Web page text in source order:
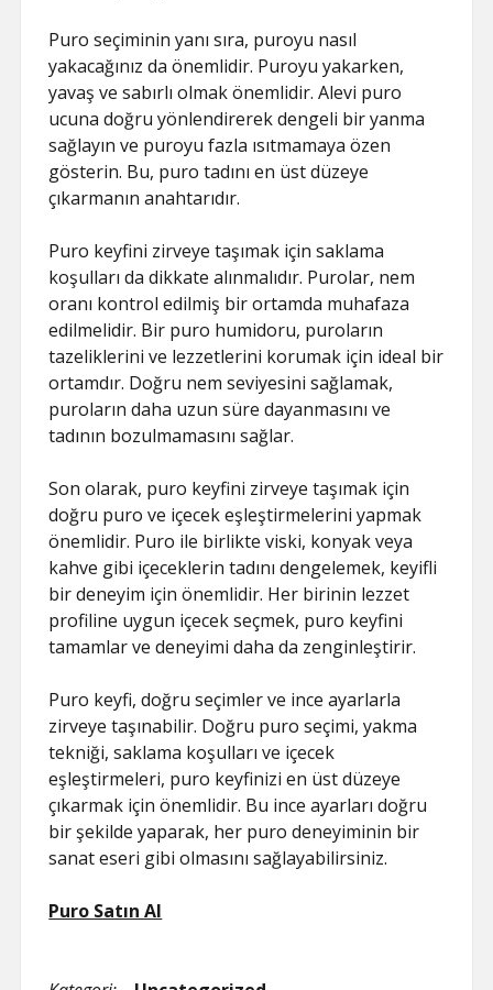
Puro seçiminin yanı sıra, puroyu nasıl
yakacağınız da önemlidir. Puroyu yakarken,
yavaş ve sabırlı olmak önemlidir. Alevi puro
ucuna doğru yönlendirerek dengeli bir yanma
sağlayın ve puroyu fazla ısıtmamaya özen
gösterin. Bu, puro tadını en üst düzeye
çıkarmanın anahtarıdır.
Puro keyfini zirveye taşımak için saklama
koşulları da dikkate alınmalıdır. Purolar, nem
oranı kontrol edilmiş bir ortamda muhafaza
edilmelidir. Bir puro humidoru, puroların
tazeliklerini ve lezzetlerini korumak için ideal bir
ortamdır. Doğru nem seviyesini sağlamak,
puroların daha uzun süre dayanmasını ve
tadının bozulmamasını sağlar.
Son olarak, puro keyfini zirveye taşımak için
doğru puro ve içecek eşleştirmelerini yapmak
önemlidir. Puro ile birlikte viski, konyak veya
kahve gibi içeceklerin tadını dengelemek, keyifli
bir deneyim için önemlidir. Her birinin lezzet
profiline uygun içecek seçmek, puro keyfini
tamamlar ve deneyimi daha da zenginleştirir.
Puro keyfi, doğru seçimler ve ince ayarlarla
zirveye taşınabilir. Doğru puro seçimi, yakma
tekniği, saklama koşulları ve içecek
eşleştirmeleri, puro keyfinizi en üst düzeye
çıkarmak için önemlidir. Bu ince ayarları doğru
bir şekilde yaparak, her puro deneyiminin bir
sanat eseri gibi olmasını sağlayabilirsiniz.
Puro Satın Al